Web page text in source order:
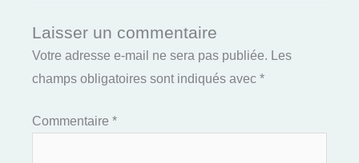
Laisser un commentaire
Votre adresse e-mail ne sera pas publiée. Les
champs obligatoires sont indiqués avec *
Commentaire *